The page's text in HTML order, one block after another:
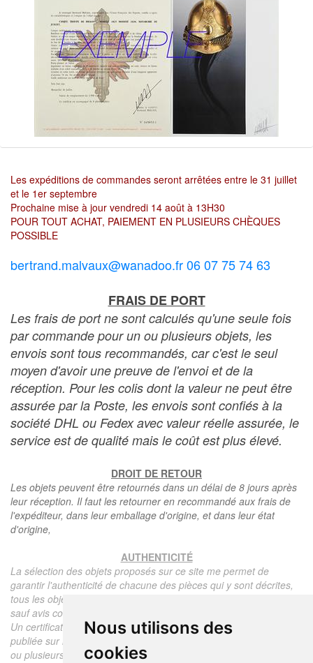
Nous utilisons des
cookies
Les expéditions de commandes seront arrêtées entre le 31 juillet
et le 1er septembre
Prochaine mise à jour vendredi 14 août à 13H30
POUR TOUT ACHAT, PAIEMENT EN PLUSIEURS CHÈQUES
POSSIBLE
bertrand.malvaux@wanadoo.fr 06 07 75 74 63
FRAIS DE PORT
Les frais de port ne sont calculés qu'une seule fois
par commande pour un ou plusieurs objets, les
envois sont tous recommandés, car c'est le seul
moyen d'avoir une preuve de l'envoi et de la
réception. Pour les colis dont la valeur ne peut être
assurée par la Poste, les envois sont confiés à la
société DHL ou Fedex avec valeur réelle assurée, le
service est de qualité mais le coût est plus élevé.
DROIT DE RETOUR
Les objets peuvent être retournés dans un délai de 8 jours après
leur réception. Il faut les retourner en recommandé aux frais de
l'expéditeur, dans leur emballage d'origine, et dans leur état
d'origine,
AUTHENTICITÉ
La sélection des objets proposés sur ce site me permet de
garantir l'authenticité de chacune des pièces qui y sont décrites,
tous les objets proposés sont garantis d'époque et authentiques,
sauf avis contraire ou restriction dans la description.
Un certificat d'authenticité de l'objet reprenant la description
publiée sur le site, l'époque, le prix de vente, accompagné d'une
ou plusieurs photographies en couleurs est communiqué